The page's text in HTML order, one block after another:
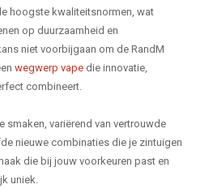
hoogste kwaliteitsnormen, wat
op duurzaamheid en
niet voorbijgaan om de RandM
wegwerp vape die innovatie,
combineert.
smaken, variërend van vertrouwde
nieuwe combinaties die je zintuigen
die bij jouw voorkeuren past en
uniek.